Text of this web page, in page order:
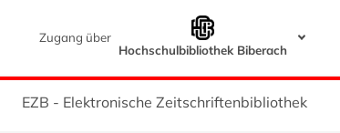
Zugang über
Hochschulbibliothek Biberach
EZB - Elektronische Zeitschriftenbibliothek